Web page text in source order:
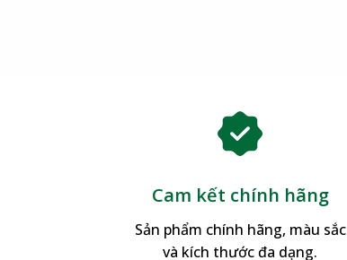
Cam kết chính hãng
Sản phẩm chính hãng, màu sắc
và kích thước đa dạng.